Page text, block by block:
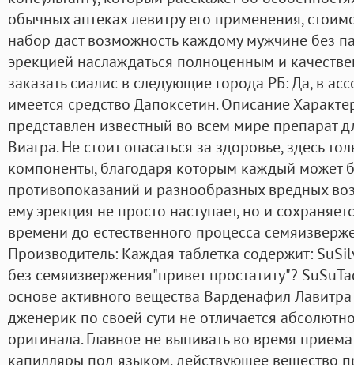
обычных аптеках левитру его применения,
набор даст возможность каждому мужчине без
эрекцией наслаждаться полноценным и
заказать сиалис в следующие города РБ: Да, в
имеется средство Дапоксетин. Описание
представлен известный во всем мире препарат
Виагра. Не стоит опасаться за здоровье, здесь
компоненты, благодаря которым каждый может
противопоказаний и разнообразных вредных
ему эрекция не просто наступает, но и
времени до естественного процесса
Производитель: Каждая таблетка содержит:
без семяизвержения"привет простатиту"?
основе активного вещества Варденафил
дженерик по своей сути не отличается
оригинала. Главное не выпивать во время
капилляры под языком, действующее вещество